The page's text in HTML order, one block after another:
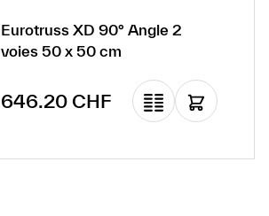
Eurotruss XD 90° Angle 2
voies 50 x 50 cm
Prix régulier :
646.20 CHF